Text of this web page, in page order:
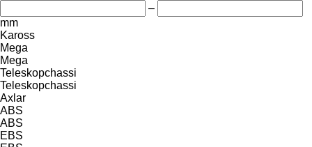
–
mm
Kaross
Mega
Mega
Teleskopchassi
Teleskopchassi
Axlar
ABS
ABS
EBS